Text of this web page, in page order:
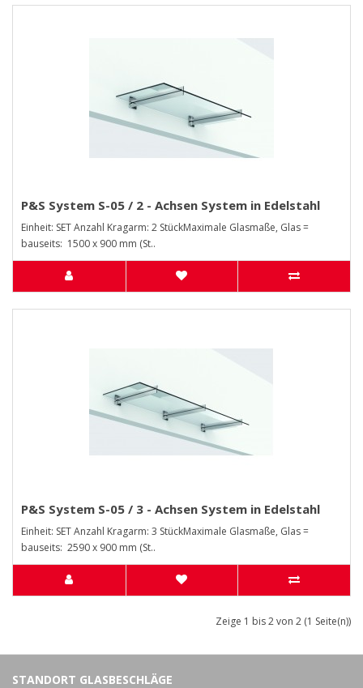
P&S System S-05 / 2 - Achsen System in Edelstahl
Einheit: SET Anzahl Kragarm: 2 StückMaximale Glasmaße, Glas =
bauseits: 1500 x 900 mm (St..
P&S System S-05 / 3 - Achsen System in Edelstahl
Einheit: SET Anzahl Kragarm: 3 StückMaximale Glasmaße, Glas =
bauseits: 2590 x 900 mm (St..
Zeige 1 bis 2 von 2 (1 Seite(n))
STANDORT GLASBESCHLÄGE